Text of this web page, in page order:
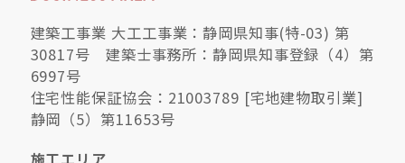
建築工事業 大工工事業：静岡県知事(特-03) 第
30817号 建築士事務所：静岡県知事登録（4）第
6997号
住宅性能保証協会：21003789 [宅地建物取引業]
静岡（5）第11653号
施工エリア